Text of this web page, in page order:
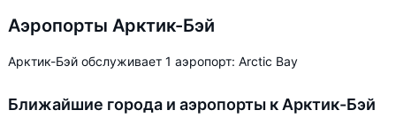
Аэропорты Арктик-Бэй
Арктик-Бэй обслуживает 1 аэропорт: Arctic Bay
Ближайшие города и аэропорты к Арктик-Бэй